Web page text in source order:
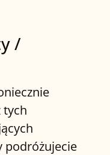
/
tych
podróżujecie